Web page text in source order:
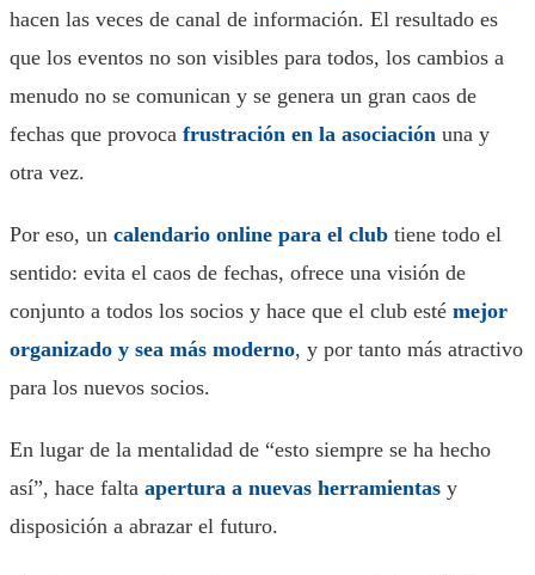
hacen las veces de canal de información. El resultado es
que los eventos no son visibles para todos, los cambios a
menudo no se comunican y se genera un gran caos de
fechas que provoca frustración en la asociación una y
otra vez.
Por eso, un calendario online para el club tiene todo el
sentido: evita el caos de fechas, ofrece una visión de
conjunto a todos los socios y hace que el club esté mejor
organizado y sea más moderno, y por tanto más atractivo
para los nuevos socios.
En lugar de la mentalidad de “esto siempre se ha hecho
así”, hace falta apertura a nuevas herramientas y
disposición a abrazar el futuro.